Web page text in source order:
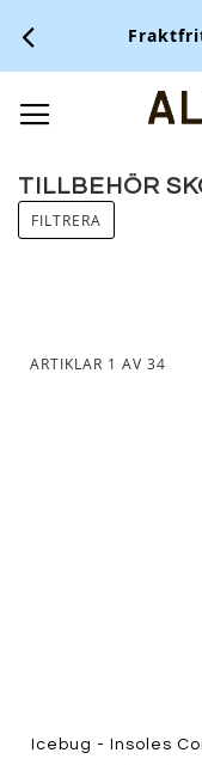
TILLBEHÖR
ARTIKLAR 1 AV 34
Icebug - Insoles
FILTRERA